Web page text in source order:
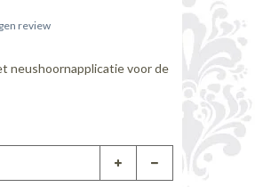
review
neushoornapplicatie voor de